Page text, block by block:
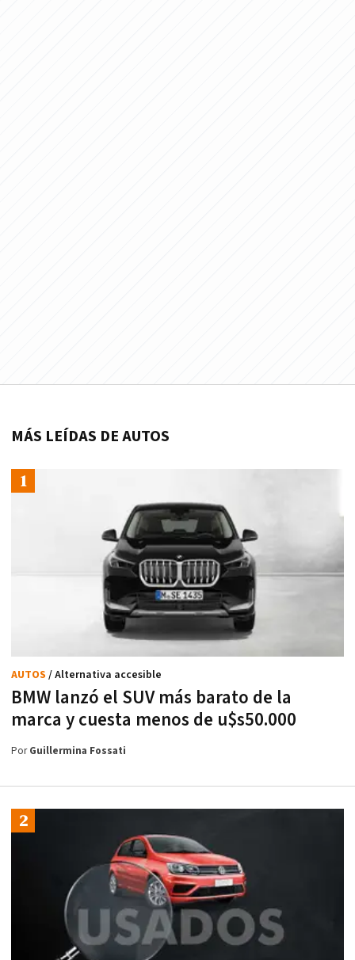
MÁS LEÍDAS DE AUTOS
BMW lanzó el SUV más barato de la
marca y cuesta menos de u$s50.000
AUTOS / Alternativa accesible
PorGuillermina Fossati